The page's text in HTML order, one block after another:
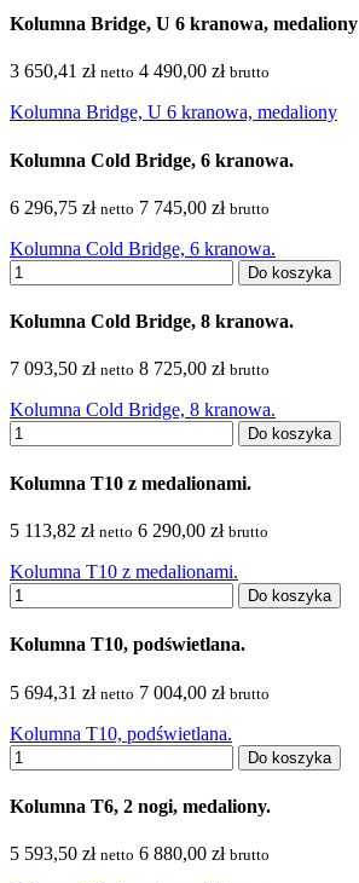
Kolumna Bridge, U 6 kranowa, medaliony
3 650,41 zł netto 4 490,00 zł brutto
Kolumna Bridge, U 6 kranowa, medaliony
Kolumna Cold Bridge, 6 kranowa.
6 296,75 zł netto 7 745,00 zł brutto
Kolumna Cold Bridge, 6 kranowa.
Do koszyka
Kolumna Cold Bridge, 8 kranowa.
7 093,50 zł netto 8 725,00 zł brutto
Kolumna Cold Bridge, 8 kranowa.
Do koszyka
Kolumna T10 z medalionami.
5 113,82 zł netto 6 290,00 zł brutto
Kolumna T10 z medalionami.
Do koszyka
Kolumna T10, podświetlana.
5 694,31 zł netto 7 004,00 zł brutto
Kolumna T10, podświetlana.
Do koszyka
Kolumna T6, 2 nogi, medaliony.
5 593,50 zł netto 6 880,00 zł brutto